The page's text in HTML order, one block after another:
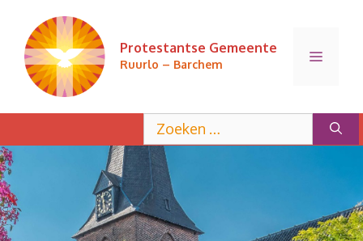
inhoud
Protestantse Gemeente
Ruurlo – Barchem
Menu
naar: